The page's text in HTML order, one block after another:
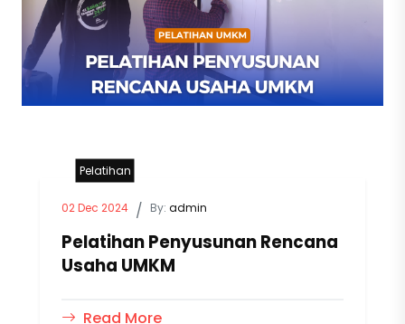
Pelatihan
02 Dec 2024 / By: admin
Pelatihan Penyusunan Rencana
Usaha UMKM
Read More